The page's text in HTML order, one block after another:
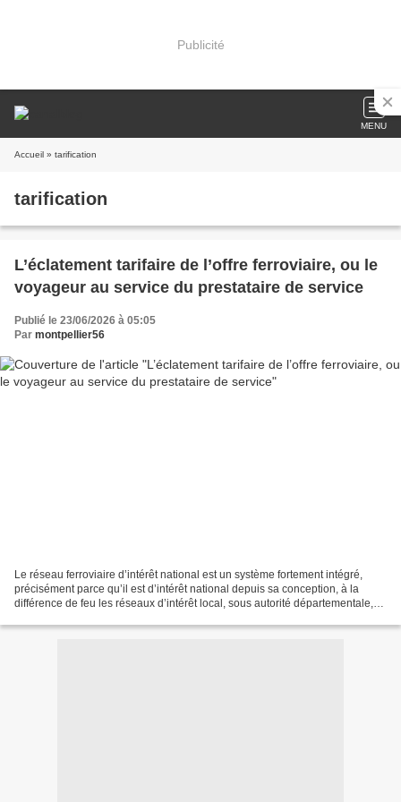
Publicité
MENU
Accueil » tarification
tarification
L’éclatement tarifaire de l’offre ferroviaire, ou le
voyageur au service du prestataire de service
Publié le 23/06/2026 à 05:05
Par montpellier56
Le réseau ferroviaire d’intérêt national est un système fortement intégré,
précisément parce qu’il est d’intérêt national depuis sa conception, à la
différence de feu les réseaux d’intérêt local, sous autorité départementale,